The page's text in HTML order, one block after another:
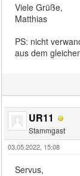
Viele Grüße,
Matthias
PS: nicht
aus dem
UR11
Stammgast
03.05.2022, 15:08
Servus,